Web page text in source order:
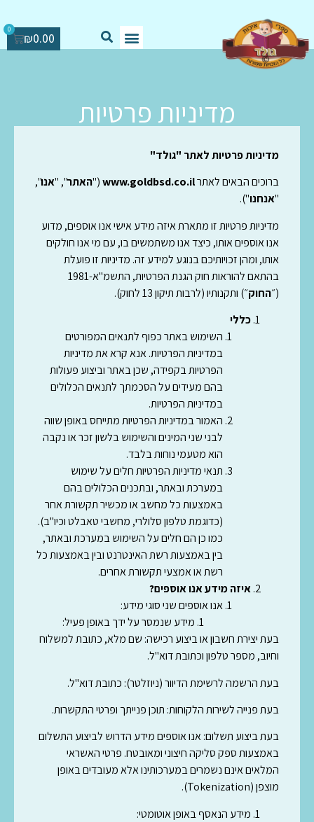
₪0.00
0
מדיניות פרטיות
מדיניות פרטיות לאתר "גולד"
ברוכים הבאים לאתרwww.goldbsd.co.il
("האתר", "אנו",
"אנחנו").
מדיניות פרטיות זו מתארת איזה מידע אישי אנו אוספים, מדוע
אנו אוספים אותו, כיצד אנו משתמשים בו, עם מי אנו חולקים
אותו, ומהן זכויותיכם בנוגע למידע זה. מדיניות זו פועלת
בהתאם להוראות חוק הגנת הפרטיות, התשמ"א-1981
(״החוק״) ותקנותיו (לרבות תיקון 13 לחוק).
כללי
השימוש באתר כפוף לתנאים המפורטים
במדיניות הפרטיות. אנא קרא את מדיניות
הפרטיות בקפידה, שכן באתר וביצוע פעולות
בהם מעידים על הסכמתך לתנאים הכלולים
במדיניות הפרטיות.
האמור במדיניות הפרטיות מתייחס באופן שווה
לבני שני המינים והשימוש בלשון זכר או נקבה
הוא מטעמי נוחות בלבד.
תנאי מדיניות הפרטיות חלים על שימוש
במערכת ובאתר, ובתכנים הכלולים בהם
באמצעות כל מחשב או מכשיר תקשורת אחר
(כדוגמת טלפון סלולרי, מחשבי טאבלט וכיו"ב).
כמו כן הם חלים על השימוש במערכת ובאתר,
בין באמצעות רשת האינטרנט ובין באמצעות כל
רשת או אמצעי תקשורת אחרים.
איזה מידע אנו אוספים?
אנו אוספים שני סוגי מידע:
מידע שנמסר על ידך באופן פעיל:
בעת יצירת חשבון או ביצוע רכישה: שם מלא, כתובת למשלוח
וחיוב, מספר טלפון וכתובת דוא"ל.
בעת הרשמה לרשימת הדיוור (ניוזלטר): כתובת דוא"ל.
בעת פנייה לשירות הלקוחות: תוכן פנייתך ופרטי התקשרות.
בעת ביצוע תשלום: אנו אוספים מידע הדרוש לביצוע התשלום
באמצעות ספק סליקה חיצוני ומאובטח. פרטי האשראי
המלאים אינם נשמרים במערכותינו אלא מעובדים באופן
מוצפן (Tokenization).
מידע הנאסף באופן אוטומטי: